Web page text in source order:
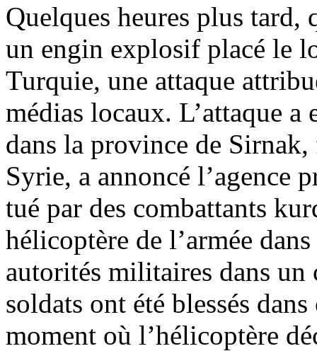
Quelques heures plus tard,
un engin explosif placé le
Turquie, une attaque
médias locaux. L’attaque
dans la province de
Syrie, a annoncé l’agence
tué par des combattants
hélicoptère de l’armée
autorités militaires dans
soldats ont été blessés
moment où l’hélicoptère